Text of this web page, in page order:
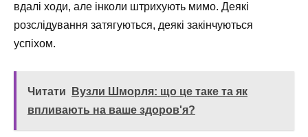
вдалі ходи, але інколи штрихують мимо. Деякі
розслідування затягуються, деякі закінчуються
успіхом.
Читати
Вузли Шморля: що це таке та як
впливають на ваше здоров'я?